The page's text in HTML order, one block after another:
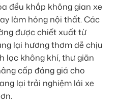
đều khắp không gian xe
làm hỏng nội thất. Các
được chiết xuất từ
lại hương thơm dễ chịu
lọc không khí, thư giãn
cấp đáng giá cho
lại trải nghiệm lái xe